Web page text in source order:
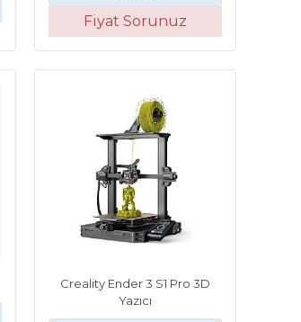
Fiyat Sorunuz
Creality Ender 3 S1 Pro 3D
Yazıcı